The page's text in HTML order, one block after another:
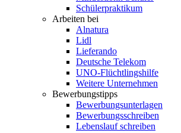
Schülerpraktikum
Arbeiten bei
Alnatura
Lidl
Lieferando
Deutsche Telekom
UNO-Flüchtlingshilfe
Weitere Unternehmen
Bewerbungstipps
Bewerbungsunterlagen
Bewerbungsschreiben
Lebenslauf schreiben